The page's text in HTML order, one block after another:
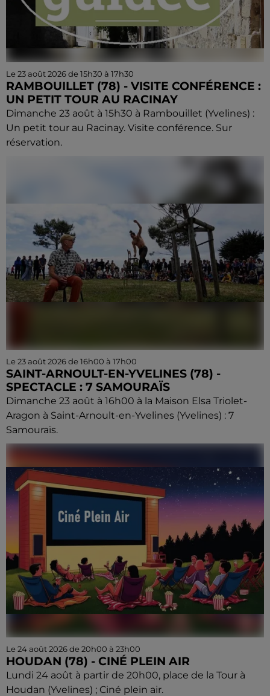
Le 23 août 2026 de 15h30 à 17h30
RAMBOUILLET (78) - VISITE CONFÉRENCE :
UN PETIT TOUR AU RACINAY
Dimanche 23 août à 15h30 à Rambouillet (Yvelines) :
Un petit tour au Racinay. Visite conférence. Sur
réservation.
Le 23 août 2026 de 16h00 à 17h00
SAINT-ARNOULT-EN-YVELINES (78) -
SPECTACLE : 7 SAMOURAÏS
Dimanche 23 août à 16h00 à la Maison Elsa Triolet-
Aragon à Saint-Arnoult-en-Yvelines (Yvelines) : 7
Samouraïs.
Le 24 août 2026 de 20h00 à 23h00
HOUDAN (78) - CINÉ PLEIN AIR
Lundi 24 août à partir de 20h00, place de la Tour à
Houdan (Yvelines) ; Ciné plein air.